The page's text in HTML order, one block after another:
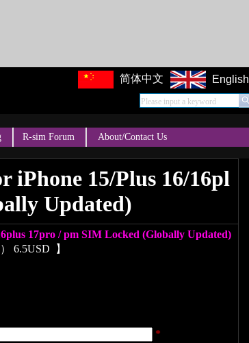
简体中文 English
Please input a keyword
R-sim Forum About/Contact Us
iPhone 15/Plus 16/16pl
Updated)
17pro / pm SIM Locked (Globally Updated)
6.5USD
】
*